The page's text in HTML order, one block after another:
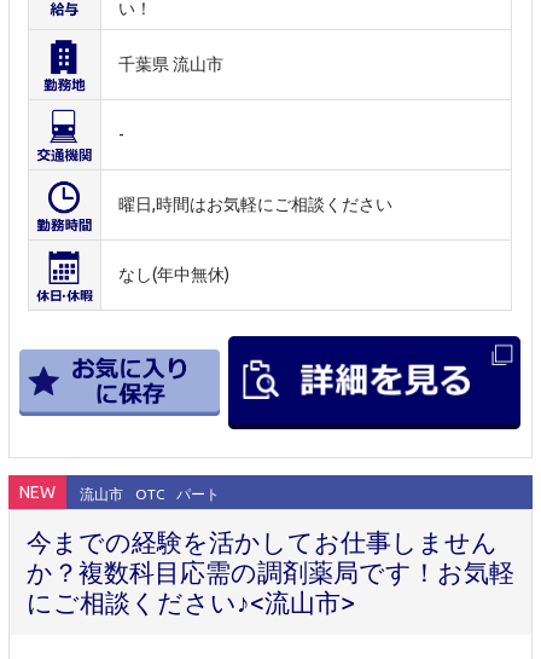
い！
千葉県 流山市
-
曜日,時間はお気軽にご相談ください
なし(年中無休)
NEW 流山市 OTC パート
今までの経験を活かしてお仕事しません
か？複数科目応需の調剤薬局です！お気軽
にご相談ください♪<流山市>